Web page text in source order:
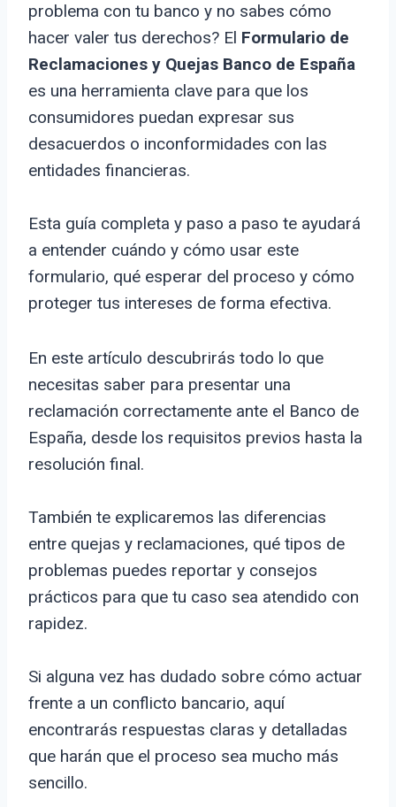
problema con tu banco y no sabes cómo
hacer valer tus derechos? El Formulario de
Reclamaciones y Quejas Banco de España
es una herramienta clave para que los
consumidores puedan expresar sus
desacuerdos o inconformidades con las
entidades financieras.
Esta guía completa y paso a paso te ayudará
a entender cuándo y cómo usar este
formulario, qué esperar del proceso y cómo
proteger tus intereses de forma efectiva.
En este artículo descubrirás todo lo que
necesitas saber para presentar una
reclamación correctamente ante el Banco de
España, desde los requisitos previos hasta la
resolución final.
También te explicaremos las diferencias
entre quejas y reclamaciones, qué tipos de
problemas puedes reportar y consejos
prácticos para que tu caso sea atendido con
rapidez.
Si alguna vez has dudado sobre cómo actuar
frente a un conflicto bancario, aquí
encontrarás respuestas claras y detalladas
que harán que el proceso sea mucho más
sencillo.